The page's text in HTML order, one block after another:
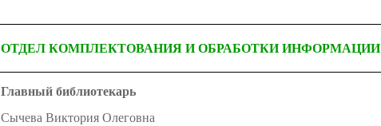
ОТДЕЛ КОМПЛЕКТОВАНИЯ И ОБРАБОТКИ ИНФОРМАЦИИ
Главный библиотекарь
Сычева Виктория Олеговна